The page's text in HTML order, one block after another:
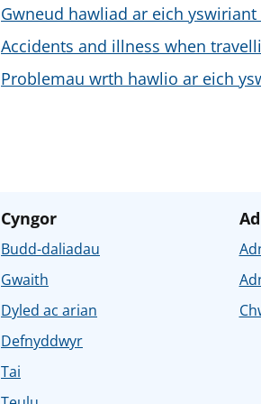
Gwneud hawliad ar eich
Accidents and illness when
Problemau wrth hawlio ar eich
Cyngor
Budd-daliadau
Gwaith
Dyled ac arian
Defnyddwyr
Tai